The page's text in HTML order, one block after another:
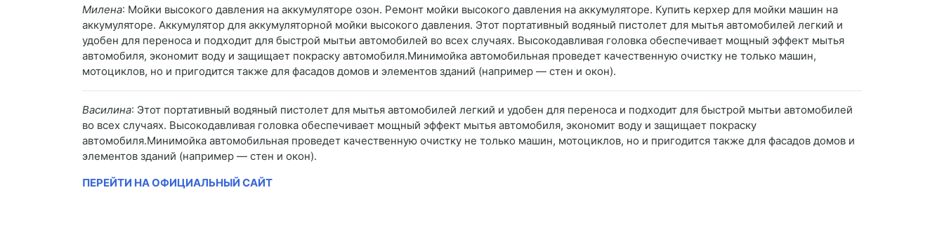
Милена: Мойки высокого давления на аккумуляторе озон. Ремонт мойки высокого давления на аккумуляторе. Купить керхер для мойки машин на
аккумуляторе. Аккумулятор для аккумуляторной мойки высокого давления. Этот портативный водяный пистолет для мытья автомобилей легкий и
удобен для переноса и подходит для быстрой мытьи автомобилей во всех случаях. Высокодавливая головка обеспечивает мощный эффект мытья
автомобиля, экономит воду и защищает покраску автомобиля.Минимойка автомобильная проведет качественную очистку не только машин,
мотоциклов, но и пригодится также для фасадов домов и элементов зданий (например — стен и окон).
Василина: Этот портативный водяный пистолет для мытья автомобилей легкий и удобен для переноса и подходит для быстрой мытьи автомобилей
во всех случаях. Высокодавливая головка обеспечивает мощный эффект мытья автомобиля, экономит воду и защищает покраску
автомобиля.Минимойка автомобильная проведет качественную очистку не только машин, мотоциклов, но и пригодится также для фасадов домов и
элементов зданий (например — стен и окон).
ПЕРЕЙТИ НА ОФИЦИАЛЬНЫЙ САЙТ